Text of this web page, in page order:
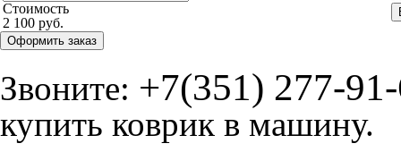
Стоимость
2 100 руб.
Оформить заказ
Звоните: +7(351) 277-
купить коврик в машину.